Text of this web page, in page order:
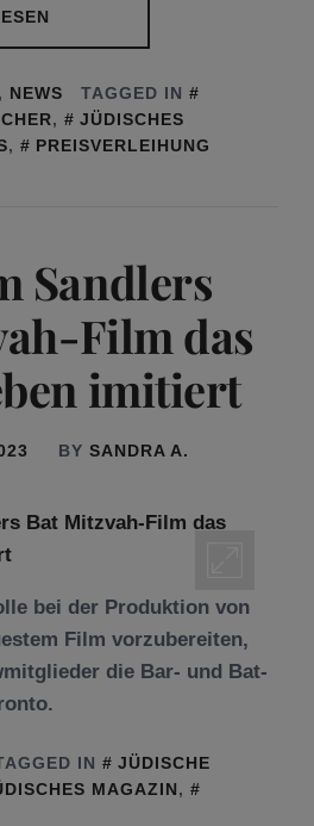
, NEWS
TAGGED IN
,
JÜDISCHES
, PREISVERLEIHUNG
Sandlers
Film das
imitiert
BY SANDRA A.
bei der Produktion von
Film vorzubereiten,
die Bar- und Bat-
IN
JÜDISCHE
MAGAZIN,